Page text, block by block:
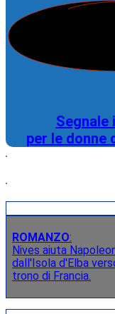
Segnale
per le donne
ROMANZO:
Nives aiuta
dall'Isola d'Elba
trono di Francia.